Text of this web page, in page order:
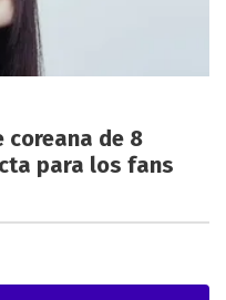
coreana de 8
para los fans